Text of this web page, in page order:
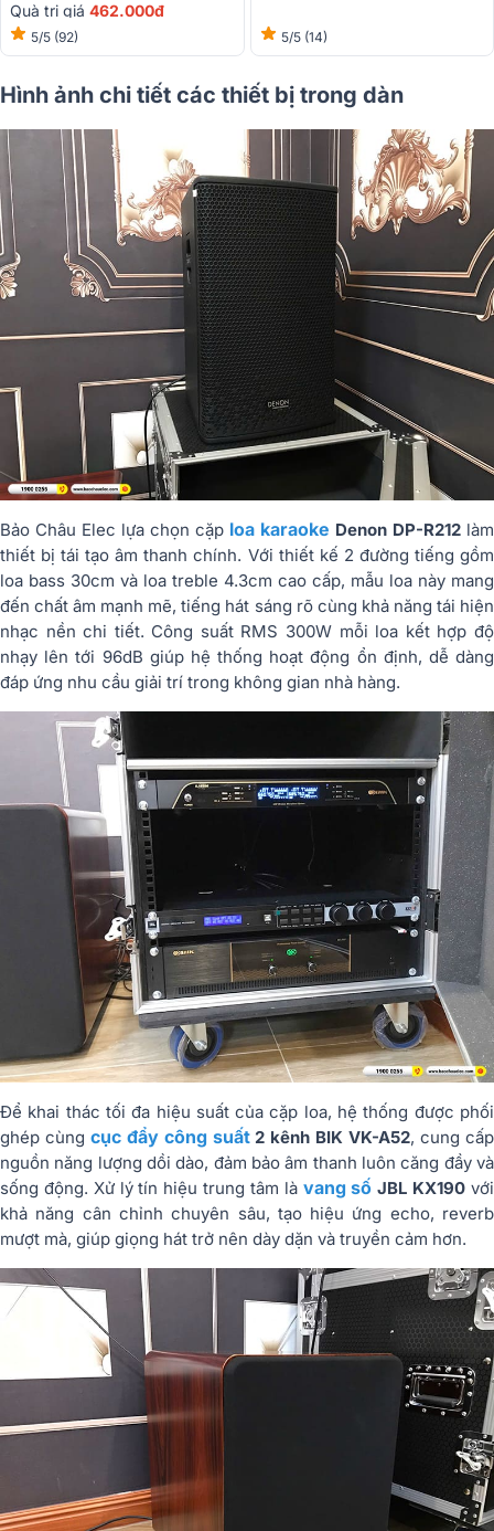
Quà trị giá 462.000đ
5/5 (92) 5/5 (14)
Hình ảnh chi tiết các thiết bị trong dàn
Bảo Châu Elec lựa chọn cặp loa karaoke Denon DP-R212 làm
thiết bị tái tạo âm thanh chính. Với thiết kế 2 đường tiếng gồm
loa bass 30cm và loa treble 4.3cm cao cấp, mẫu loa này mang
đến chất âm mạnh mẽ, tiếng hát sáng rõ cùng khả năng tái hiện
nhạc nền chi tiết. Công suất RMS 300W mỗi loa kết hợp độ
nhạy lên tới 96dB giúp hệ thống hoạt động ổn định, dễ dàng
đáp ứng nhu cầu giải trí trong không gian nhà hàng.
Để khai thác tối đa hiệu suất của cặp loa, hệ thống được phối
ghép cùng cục đẩy công suất2 kênh BIK VK-A52, cung cấp
nguồn năng lượng dồi dào, đảm bảo âm thanh luôn căng đầy và
sống động. Xử lý tín hiệu trung tâm là vang số JBL KX190 với
khả năng cân chỉnh chuyên sâu, tạo hiệu ứng echo, reverb
mượt mà, giúp giọng hát trở nên dày dặn và truyền cảm hơn.